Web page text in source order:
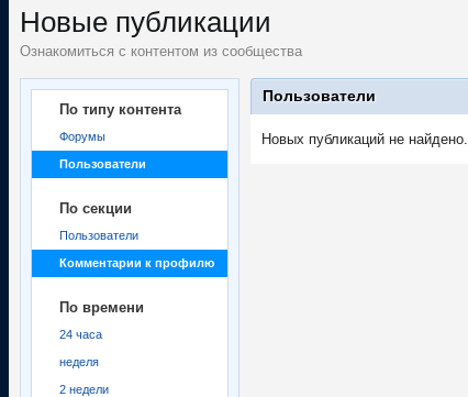
Новые публикации
Ознакомиться с контентом из сообщества
По типу контента
Форумы
Пользователи
По секции
Пользователи
Комментарии к профилю
По времени
24 часа
неделя
2 недели
Пользователи
Новых публикаций не найдено.